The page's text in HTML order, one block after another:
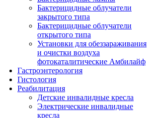
Бактерицидные облучатели
закрытого типа
Бактерицидные облучатели
открытого типа
Установки для обеззараживания
и очистки воздуха
фотокаталитические Амбилайф
Гастроэнтерология
Гистология
Реабилитация
Детские инвалидные кресла
Электрические инвалидные
кресла